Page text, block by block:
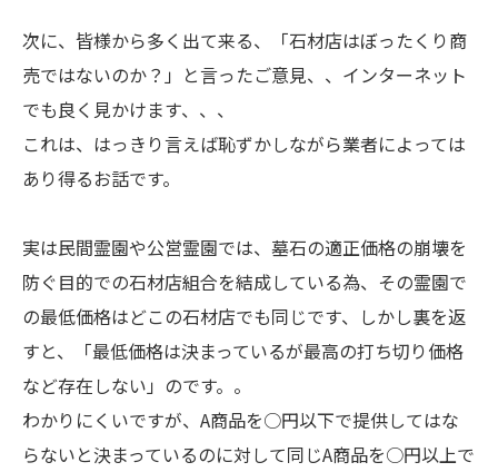
次に、皆様から多く出て来る、「石材店はぼったくり商
売ではないのか？」と言ったご意見、、インターネット
でも良く見かけます、、、
これは、はっきり言えば恥ずかしながら業者によっては
あり得るお話です。
実は民間霊園や公営霊園では、墓石の適正価格の崩壊を
防ぐ目的での石材店組合を結成している為、その霊園で
の最低価格はどこの石材店でも同じです、しかし裏を返
すと、「最低価格は決まっているが最高の打ち切り価格
など存在しない」のです。。
わかりにくいですが、A商品を○円以下で提供してはな
らないと決まっているのに対して同じA商品を○円以上で